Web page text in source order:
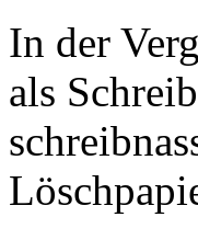
In der
als